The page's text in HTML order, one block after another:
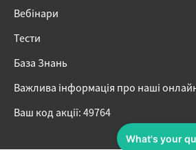
Вебінари
Тести
База Знань
Важлива інформація про наші
Ваш код акції: 49764